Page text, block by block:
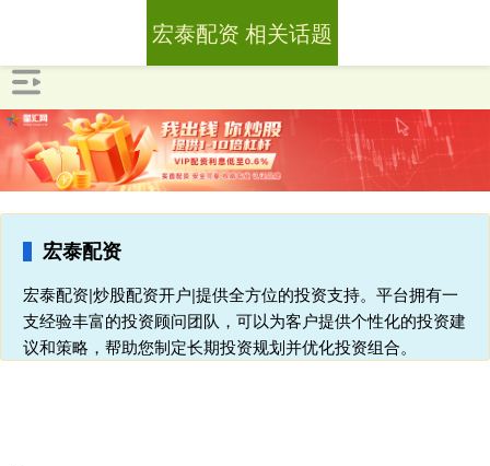
宏泰配资
宏泰配资|炒股配资开户|提供全方位的投资支持。平台拥有一
支经验丰富的投资顾问团队，可以为客户提供个性化的投资建
议和策略，帮助您制定长期投资规划并优化投资组合。
宏泰配资 相关话题